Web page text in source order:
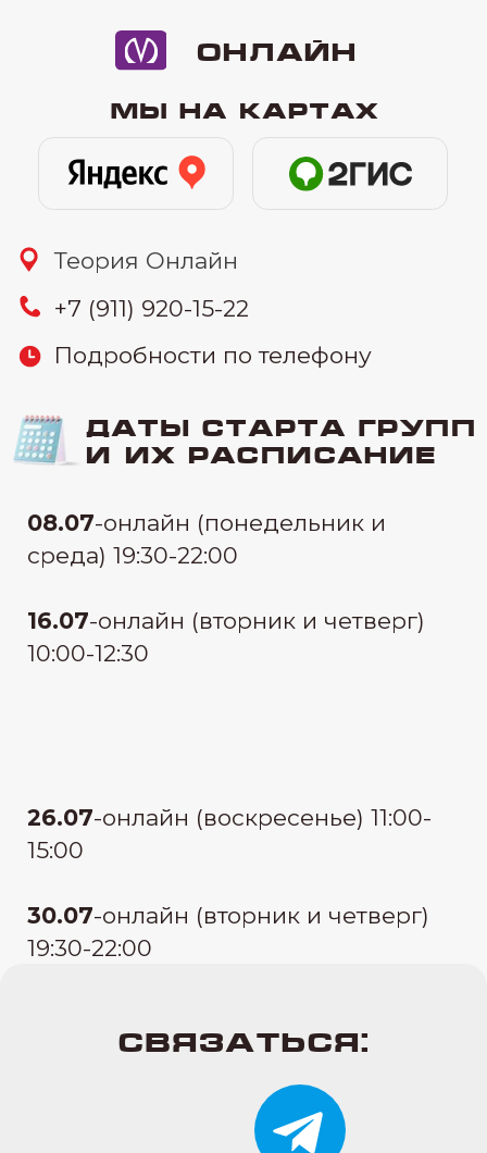
узнать цену
-онлайн (вторник и четверг)
-онлайн (воскресенье) 11:00-
19:30-22:00